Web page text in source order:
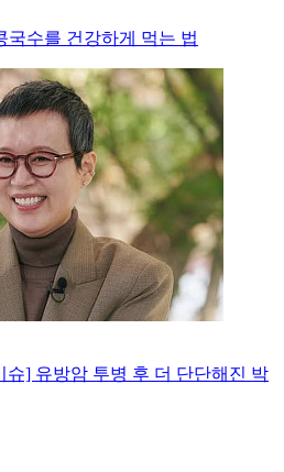
국수를 건강하게 먹는 법
슈] 유방암 투병 후 더 단단해진 박